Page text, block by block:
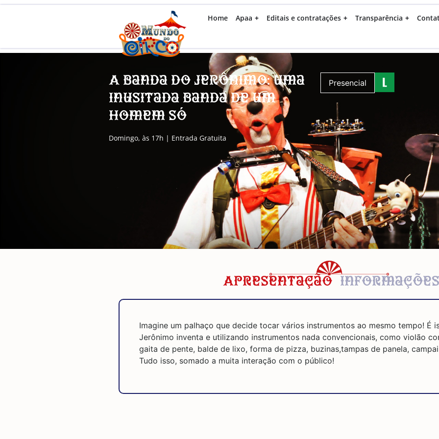
Home Apaa Editais e contratações Transparência
A banda do Jerônimo: uma
inusitada banda de um
homem só
Domingo, às 17h | Entrada Gratuita
Presencial
Apresentação Informações
Imagine um palhaço que decide tocar vários instrumentos ao mesmo tempo! É
Jerônimo inventa e utilizando instrumentos nada convencionais, como violão
gaita de pente, balde de lixo, forma de pizza, buzinas,tampas de panela,
Tudo isso, somado a muita interação com o público!